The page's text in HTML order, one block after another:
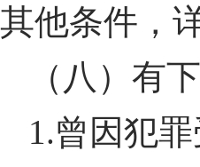
其他条件，
（八）有
1.曾因犯